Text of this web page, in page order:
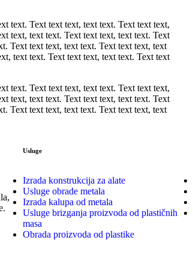
text. Text text text, text text. Text text text,
text, text text. Text text text, text text. Text
Text text text, text text. Text text text, text
text text. Text text text, text text. Text text
text. Text text text, text text. Text text text,
text, text text. Text text text, text text. Text
Text text text, text text. Text text text, text
Usluge
Izrada konstrukcija za alate
Usluge obrade metala
Izrada kalupa od metala
Usluge brizganja proizvoda od plastičnih
masa
Obrada proizvoda od plastike